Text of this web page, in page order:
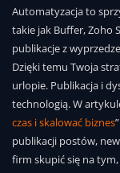
Automatyzacja to
takie jak Buffer, Zoho
publikacje z
Dzięki temu Twoja
urlopie. Publikacja i
technologią. W
czas i skalować biznes
publikacji postów,
firm skupić się na